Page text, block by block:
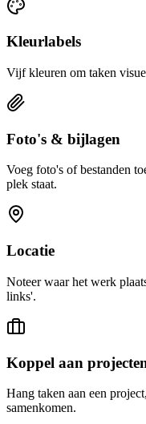
Kleurlabels
Vijf kleuren om taken
Foto's & bijlagen
Voeg foto's of bestanden
plek staat.
Locatie
Noteer waar het werk
links'.
Koppel aan
Hang taken aan een
samenkomen.